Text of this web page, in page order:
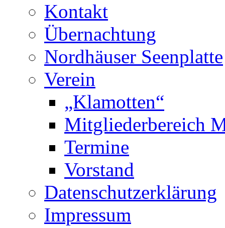
Kontakt
Übernachtung
Nordhäuser Seenplatte
Verein
„Klamotten“
Mitgliederbereich
Termine
Vorstand
Datenschutzerklärung
Impressum